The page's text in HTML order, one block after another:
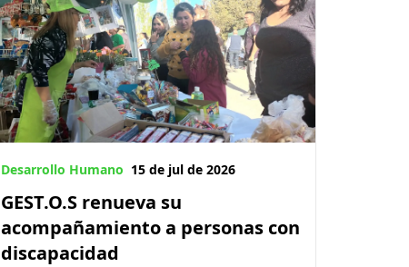
GEST.O.S renueva su
acompañamiento a personas con
discapacidad
Desarrollo Humano 15 de jul de 2026